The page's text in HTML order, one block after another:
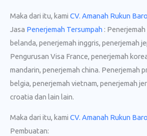
Maka dari itu, kami CV. Amanah Rukun
Jasa Penerjemah Tersumpah :
belanda, penerjemah inggris, penerjemah
Pengurusan Visa France, penerjemah
mandarin, penerjemah china. Penerjemah
belgia, penerjemah vietnam, penerjemah
croatia dan lain lain.
Maka dari itu, kami CV. Amanah Rukun
Pembuatan: